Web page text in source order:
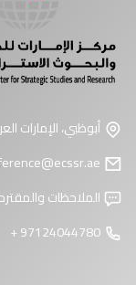
أبوظبي، الإمارات
الملاحظات